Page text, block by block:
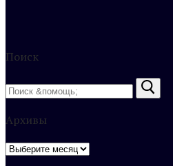
Поиск
Найти:
Архивы
Архивы